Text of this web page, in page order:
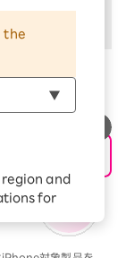
the
and
for
and
す
した後に、
には、以下の
す
ンコード：2808）
ログラム利用」